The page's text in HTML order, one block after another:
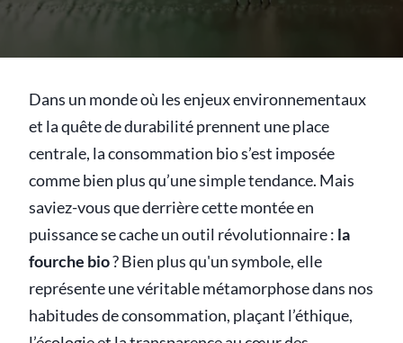
Dans un monde où les enjeux environnementaux
et la quête de durabilité prennent une place
centrale, la consommation bio s’est imposée
comme bien plus qu’une simple tendance. Mais
saviez-vous que derrière cette montée en
puissance se cache un outil révolutionnaire : la
fourche bio? Bien plus qu'un symbole, elle
représente une véritable métamorphose dans nos
habitudes de consommation, plaçant l’éthique,